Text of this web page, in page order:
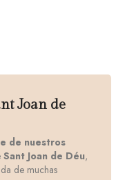
Joan de
de nuestros
Sant Joan de Déu,
de muchas